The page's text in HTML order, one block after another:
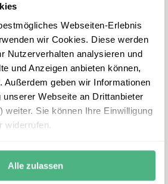
Webseiten-Erlebnis
wir Cookies. Diese werden
Nutzerverhalten analysieren und
und Anzeigen anbieten können,
Außerdem geben wir Informationen
unserer Webseite an Drittanbieter
weiter. Sie können Ihre Einwilligung
widerrufen.
Alle zulassen
E-Mail
Montag – Freitag: